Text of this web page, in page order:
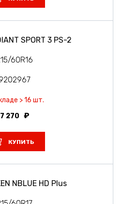
SPORT 3 PS-2
60R16
> 16 шт.
7 270
КУПИТЬ
NBLUE HD Plus